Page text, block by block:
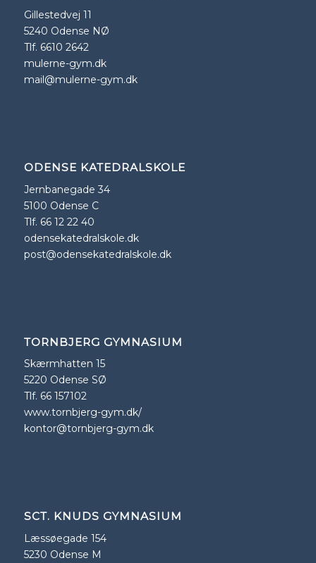
Gillestedvej 11
5240 Odense NØ
Tlf. 6610 2642
mulerne-gym.dk
mail@mulerne-gym.dk
ODENSE KATEDRALSKOLE
Jernbanegade 34
5100 Odense C
Tlf. 66 12 22 40
odensekatedralskole.dk
post@odensekatedralskole.dk
TORNBJERG GYMNASIUM
Skærmhatten 15
5220 Odense SØ
Tlf. 66 157102
www.tornbjerg-gym.dk/
kontor@tornbjerg-gym.dk
SCT. KNUDS GYMNASIUM
Læssøegade 154
5230 Odense M